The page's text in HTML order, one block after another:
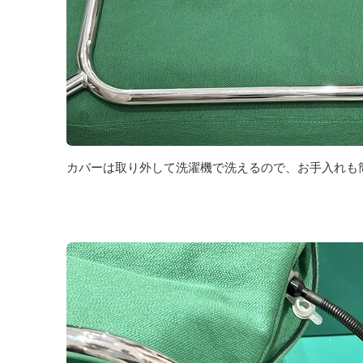
カバーは取り外して洗濯機で洗えるので、お手入れも